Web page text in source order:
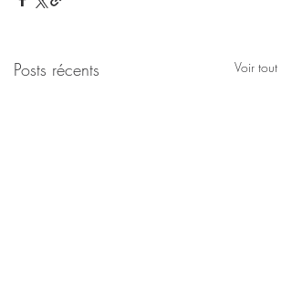
Posts récents Voir tout